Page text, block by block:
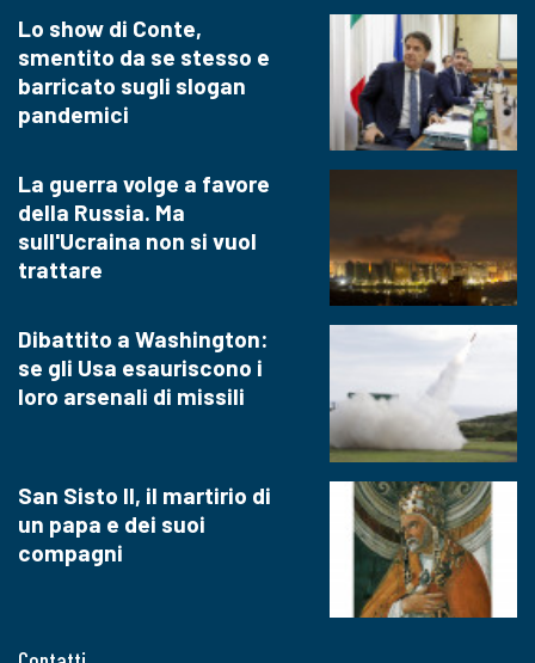
Lo show di Conte,
smentito da se stesso e
barricato sugli slogan
pandemici
La guerra volge a favore
della Russia. Ma
sull'Ucraina non si vuol
trattare
Dibattito a Washington:
se gli Usa esauriscono i
loro arsenali di missili
San Sisto II, il martirio di
un papa e dei suoi
compagni